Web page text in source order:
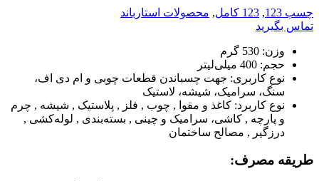
چسب 123 , 123 کامل , محصولات استارباند
تماس بگیرید
وزن: 530 گرم
حجم: 400 میلی‌لیتر
نوع کاربری: جهت چسباندن قطعات چوبی و ام دی اف،
سنگ، سرامیک، شیشه، لاستیک
نوع کاربرد: کاغذ و مقوا , چوب , فلز , پلاستیک , شیشه , چرم
و پارچه , کاشی، سرامیک و چینی , بسته‌بندی , لوله‌کشی ,
درزگیر , مصالح ساختمان
طریقه مصرف: